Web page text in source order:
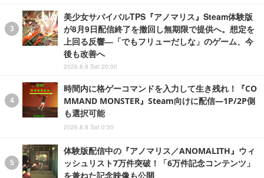
美少女サバイバルTPS『アノマリス』Steam体験版
が8月9日配信終了を撤回し無期限で提供へ。想定を
上回る反響―「でもフリューだしな」のゲーム、今
後も改善へ
2026.8.8 Sat 20:00
時間内に格ゲーコマンドを入力して生き残れ！『CO
MMAND MONSTER』Steam向けに配信―1P/2P側
も選択可能
2026.8.8 Sat 0:30
体験版配信中の『アノマリス／ANOMALITH』ウィ
ッシュリスト7万件突破！「6万件記念コンテンツ」
を兼ねた記念映像も公開